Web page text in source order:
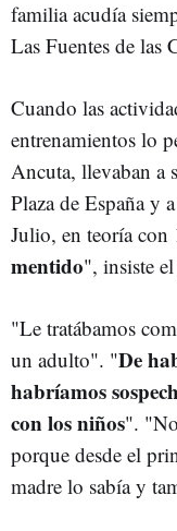
familia acudía
Las Fuentes de las
Cuando las
entrenamientos lo
Ancuta, llevaban a
Plaza de España y
Julio, en teoría
mentido", insiste
"Le tratábamos
un adulto". "De
habríamos
con los niños".
porque desde el
madre lo sabía y